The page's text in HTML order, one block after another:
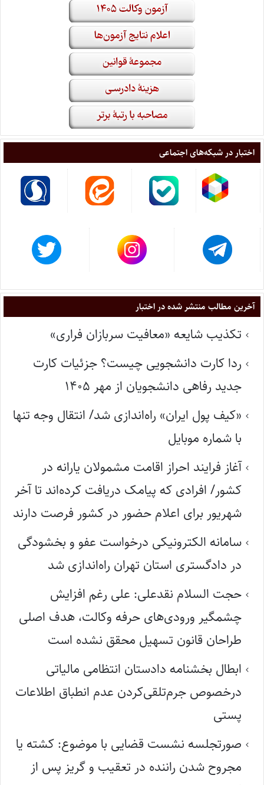
اختبار در شبکه‌های اجتماعی
آخرین مطالب منتشر شده در اختبار
تکذیب شایعه «معافیت سربازان فراری»
ردا کارت دانشجویی چیست؟ جزئیات کارت
جدید رفاهی دانشجویان از مهر ۱۴۰۵
«کیف پول ایران» راه‌اندازی شد/ انتقال وجه تنها
با شماره موبایل
آغاز فرایند احراز اقامت مشمولان یارانه در
کشور/ افرادی که پیامک دریافت کرده‌اند تا آخر
شهریور برای اعلام حضور در کشور فرصت دارند
سامانه الکترونیکی درخواست عفو و بخشودگی
در دادگستری استان تهران راه‌اندازی شد
حجت السلام نقدعلی: علی رغم افزایش
چشمگیر ورودی‌های حرفه وکالت، هدف اصلی
طراحان قانون تسهیل محقق نشده است
ابطال بخشنامه دادستان انتظامی مالیاتی
درخصوص جرم‌تلقی‌کردن عدم انطباق اطلاعات
پستی
صورتجلسه نشست قضایی با موضوع: کشته یا
مجروح شدن راننده در تعقیب و گریز پس از